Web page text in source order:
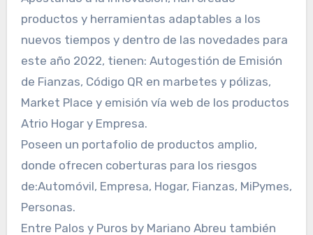
productos y herramientas adaptables a los
nuevos tiempos y dentro de las novedades para
este año 2022, tienen: Autogestión de Emisión
de Fianzas, Código QR en marbetes y pólizas,
Market Place y emisión vía web de los productos
Atrio Hogar y Empresa.
Poseen un portafolio de productos amplio,
donde ofrecen coberturas para los riesgos
de:Automóvil, Empresa, Hogar, Fianzas, MiPymes,
Personas.
Entre Palos y Puros by Mariano Abreu también